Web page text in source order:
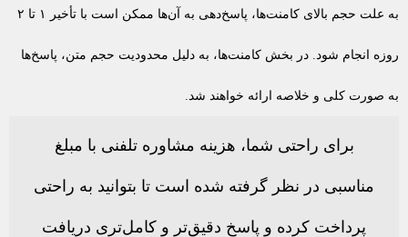
به علت حجم بالای کامنت‌ها، پاسخ‌دهی به آن‌ها ممکن است با تأخیر ۱ تا ۲
روزه انجام شود. در بخش کامنت‌ها، به دلیل محدودیت حجم متن، پاسخ‌ها
به صورت کلی و خلاصه ارائه خواهند شد.
برای راحتی شما، هزینه مشاوره تلفنی با مبلغ
مناسبی در نظر گرفته شده است تا بتوانید به راحتی
پرداخت کرده و پاسخ دقیق‌تر و کامل‌تری دریافت